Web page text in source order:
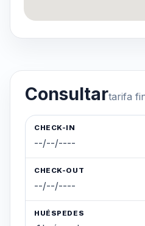
Consultartarifa
CHECK-IN
CHECK-OUT
HUÉSPEDES